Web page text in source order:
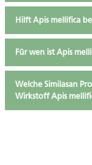
Hilft Apis mellifica
Für wen ist Apis
Welche Similasan
Wirkstoff Apis